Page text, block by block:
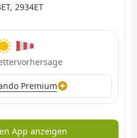
2934ET
Premium
App anzeigen